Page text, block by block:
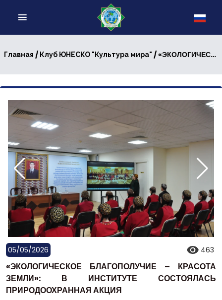
Главная / Клуб ЮНЕСКО "Культура мира" / «ЭКОЛОГИЧЕСКОЕ БЛАГОПОЛУЧИЕ – КРАСОТА ЗЕМЛИ»: В ИНСТИТУТЕ СОСТОЯЛАСЬ ПРИРОДООХРАННАЯ АКЦИЯ
05/05/2026 463
«ЭКОЛОГИЧЕСКОЕ БЛАГОПОЛУЧИЕ – КРАСОТА
ЗЕМЛИ»: В ИНСТИТУТЕ СОСТОЯЛАСЬ
ПРИРОДООХРАННАЯ АКЦИЯ